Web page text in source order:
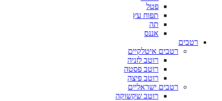
פטל
תפוח עץ
תה
אננס
רטבים
רטבים איטלקיים
רוטב לזניה
רוטב פסטה
רוטב פיצה
רטבים ישראליים
רוטב שקשוקה